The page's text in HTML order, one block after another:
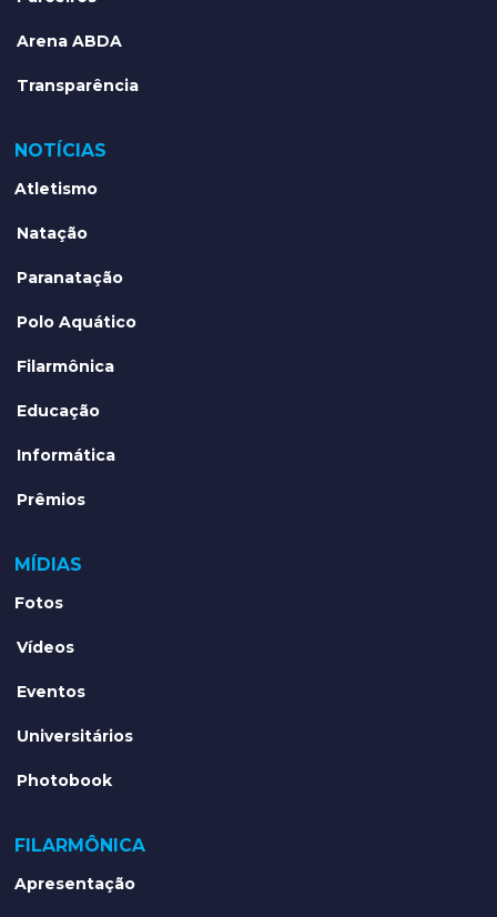
Arena ABDA
Transparência
NOTÍCIAS
Atletismo
Natação
Paranatação
Polo Aquático
Filarmônica
Educação
Informática
Prêmios
MÍDIAS
Fotos
Vídeos
Eventos
Universitários
Photobook
FILARMÔNICA
Apresentação